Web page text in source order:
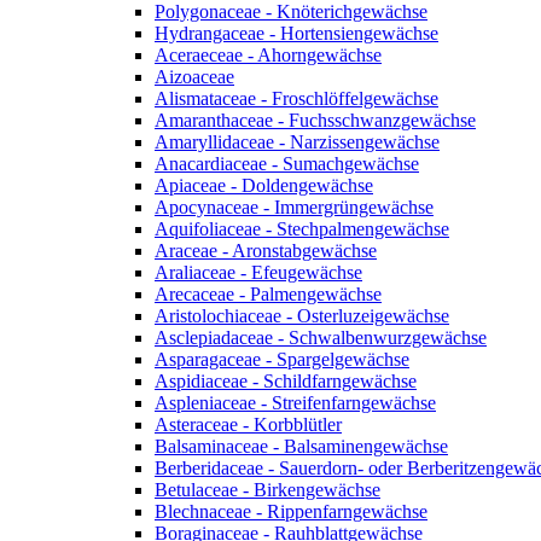
Polygonaceae - Knöterichgewächse
Hydrangaceae - Hortensiengewächse
Aceraeceae - Ahorngewächse
Aizoaceae
Alismataceae - Froschlöffelgewächse
Amaranthaceae - Fuchsschwanzgewächse
Amaryllidaceae - Narzissengewächse
Anacardiaceae - Sumachgewächse
Apiaceae - Doldengewächse
Apocynaceae - Immergrüngewächse
Aquifoliaceae - Stechpalmengewächse
Araceae - Aronstabgewächse
Araliaceae - Efeugewächse
Arecaceae - Palmengewächse
Aristolochiaceae - Osterluzeigewächse
Asclepiadaceae - Schwalbenwurzgewächse
Asparagaceae - Spargelgewächse
Aspidiaceae - Schildfarngewächse
Aspleniaceae - Streifenfarngewächse
Asteraceae - Korbblütler
Balsaminaceae - Balsaminengewächse
Berberidaceae - Sauerdorn- oder
Betulaceae - Birkengewächse
Blechnaceae - Rippenfarngewächse
Boraginaceae - Rauhblattgewächse